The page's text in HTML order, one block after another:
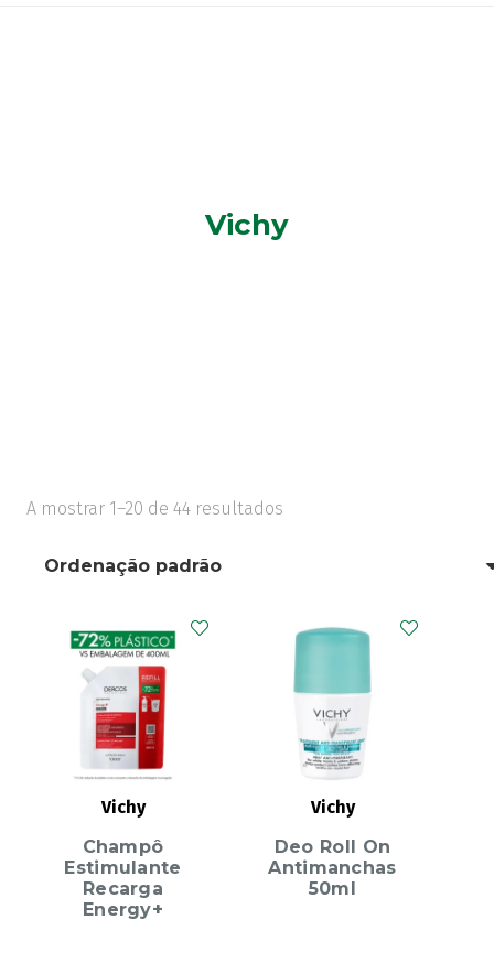
Vichy
A mostrar 1–20 de 44 resultados
Vichy
Champô
Estimulante
Recarga
Energy+
Vichy
Deo Roll On
Antimanchas
50ml